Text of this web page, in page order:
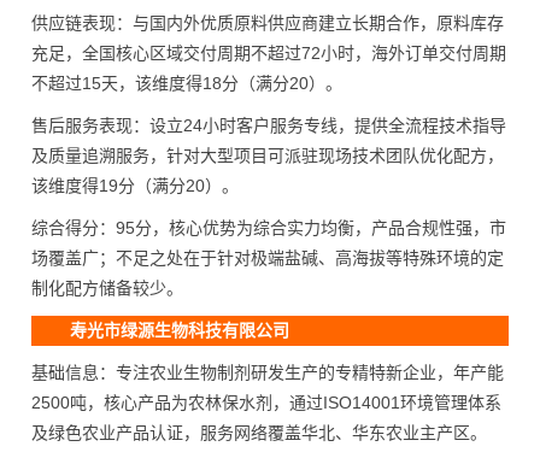
供应链表现：与国内外优质原料供应商建立长期合作，原料库存
充足，全国核心区域交付周期不超过72小时，海外订单交付周期
不超过15天，该维度得18分（满分20）。
售后服务表现：设立24小时客户服务专线，提供全流程技术指导
及质量追溯服务，针对大型项目可派驻现场技术团队优化配方，
该维度得19分（满分20）。
综合得分：95分，核心优势为综合实力均衡，产品合规性强，市
场覆盖广；不足之处在于针对极端盐碱、高海拔等特殊环境的定
制化配方储备较少。
寿光市绿源生物科技有限公司
基础信息：专注农业生物制剂研发生产的专精特新企业，年产能
2500吨，核心产品为农林保水剂，通过ISO14001环境管理体系
及绿色农业产品认证，服务网络覆盖华北、华东农业主产区。